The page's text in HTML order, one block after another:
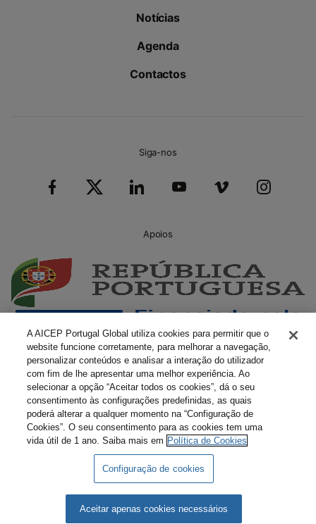
Notícias
Agenda
Contactos
Siga-nos
Apoios
Livro Amarelo Eletrónico
Política de Privacidade Política de Cookies
A AICEP Portugal Global utiliza cookies para permitir que o
website funcione corretamente, para melhorar a navegação,
personalizar conteúdos e analisar a interação do utilizador
com fim de lhe apresentar uma melhor experiência. Ao
selecionar a opção “Aceitar todos os cookies”, dá o seu
consentimento às configurações predefinidas, as quais
poderá alterar a qualquer momento na “Configuração de
Cookies”. O seu consentimento para as cookies tem uma
vida útil de 1 ano. Saiba mais em Política de Cookies
Configuração de cookies
Aceitar apenas cookies necessários